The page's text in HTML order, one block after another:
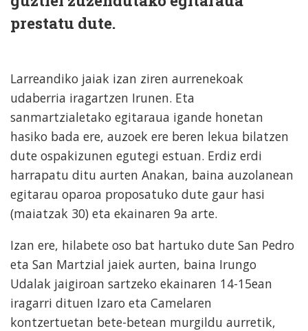
prestatu dute.
Larreandiko jaiak izan ziren aurrenekoak
udaberria iragartzen Irunen. Eta
sanmartzialetako egitaraua igande honetan
hasiko bada ere, auzoek ere beren lekua bilatzen
dute ospakizunen egutegi estuan. Erdiz erdi
harrapatu ditu aurten Anakan, baina auzolanean
egitarau oparoa proposatuko dute gaur hasi
(maiatzak 30) eta ekainaren 9a arte.
Izan ere, hilabete oso bat hartuko dute San Pedro
eta San Martzial jaiek aurten, baina Irungo
Udalak jaigiroan sartzeko ekainaren 14-15ean
iragarri dituen Izaro eta Camelaren
kontzertuetan bete-betean murgildu aurretik,